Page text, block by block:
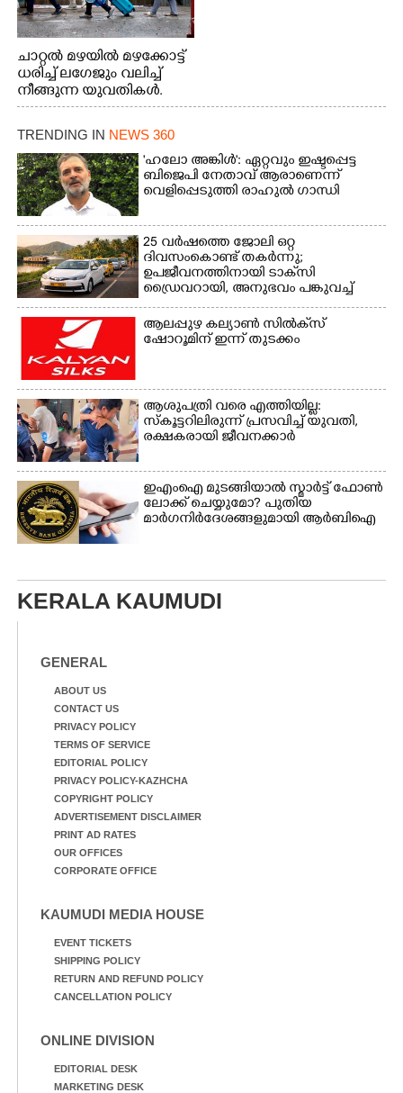
ചാറ്റൽ മഴയിൽ മഴക്കോട്ട്
ധരിച്ച് ലഗേജും വലിച്ച്
നീങ്ങുന്ന യുവതികൾ.
എറണാകുളം മേനകയിൽ
നിന്നുള്ള കാഴ്ച
TRENDING IN NEWS 360
'ഹലോ അങ്കിൾ': ഏറ്റവും ഇഷ്ടപ്പെട്ട
ബിജെപി നേതാവ് ആരാണെന്ന്
വെളിപ്പെടുത്തി രാഹുൽ ഗാന്ധി
25 വർഷത്തെ ജോലി ഒറ്റ
ദിവസംകൊണ്ട് തകർന്നു;
ഉപജീവനത്തിനായി ടാക്‌സി
ഡ്രൈവറായി,​ അനുഭവം പങ്കുവച്ച്
യുവതി
ആലപ്പുഴ കല്യാൺ സിൽക്‌സ്
ഷോറൂമിന് ഇന്ന് തുടക്കം
ആശുപത്രി വരെ എത്തിയില്ല:
സ്കൂട്ടറിലിരുന്ന് പ്രസവിച്ച് യുവതി,
രക്ഷകരായി ജീവനക്കാർ
ഇഎംഐ മുടങ്ങിയാൽ സ്മാർട്ട് ഫോൺ
ലോക്ക് ചെയ്യുമോ? പുതിയ
മാർഗനിർദേശങ്ങളുമായി ആർബിഐ
KERALA KAUMUDI
GENERAL
ABOUT US
CONTACT US
PRIVACY POLICY
TERMS OF SERVICE
EDITORIAL POLICY
PRIVACY POLICY-KAZHCHA
COPYRIGHT POLICY
ADVERTISEMENT DISCLAIMER
PRINT AD RATES
OUR OFFICES
CORPORATE OFFICE
KAUMUDI MEDIA HOUSE
EVENT TICKETS
SHIPPING POLICY
RETURN AND REFUND POLICY
CANCELLATION POLICY
ONLINE DIVISION
EDITORIAL DESK
MARKETING DESK